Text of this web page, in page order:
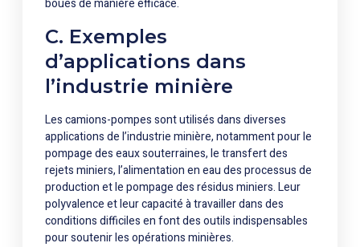
boues de manière efficace.
C. Exemples
d’applications dans
l’industrie minière
Les camions-pompes sont utilisés dans diverses
applications de l’industrie minière, notamment pour le
pompage des eaux souterraines, le transfert des
rejets miniers, l’alimentation en eau des processus de
production et le pompage des résidus miniers. Leur
polyvalence et leur capacité à travailler dans des
conditions difficiles en font des outils indispensables
pour soutenir les opérations minières.